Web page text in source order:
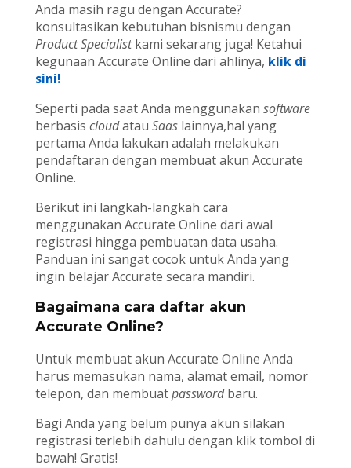
Anda masih ragu dengan Accurate?
konsultasikan kebutuhan bisnismu dengan
Product Specialistkami sekarang juga! Ketahui
kegunaan Accurate Online dari ahlinya, klik di
sini!
Seperti pada saat Anda menggunakan software
berbasis cloudatau Saaslainnya,hal yang
pertama Anda lakukan adalah melakukan
pendaftaran dengan membuat akun Accurate
Online.
Berikut ini langkah-langkah cara
menggunakan Accurate Online dari awal
registrasi hingga pembuatan data usaha.
Panduan ini sangat cocok untuk Anda yang
ingin belajar Accurate secara mandiri.
Bagaimana cara daftar akun
Accurate Online?
Untuk membuat akun Accurate Online Anda
harus memasukan nama, alamat email, nomor
telepon, dan membuatpasswordbaru.
Bagi Anda yang belum punya akun silakan
registrasi terlebih dahulu dengan klik tombol di
bawah! Gratis!